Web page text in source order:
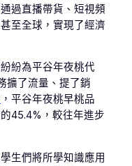
過直播帶貨、短視頻
至全球，實現了經濟
紛為平谷年夜桃代
擴了流量、提了銷
，平谷年夜桃早桃品
45.4%，較往年進步
生們將所學知識應用